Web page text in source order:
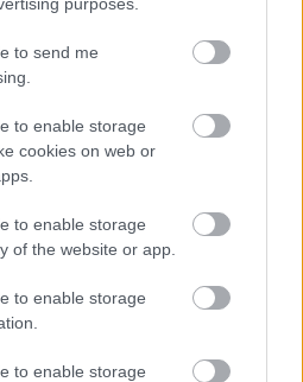
to send me
to enable storage
cookies on web or
to enable storage
of the website or app.
to enable storage
to enable storage